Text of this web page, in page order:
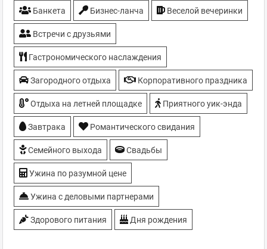
Банкета Бизнес-ланча Веселой вечеринки
Встречи с друзьями
Гастрономического наслаждения
Загородного отдыха Корпоративного праздника
Отдыха на летней площадке Приятного уик-энда
Завтрака Романтического свидания
Семейного выхода Свадьбы
Ужина по разумной цене
Ужина с деловыми партнерами
Здорового питания Дня рождения